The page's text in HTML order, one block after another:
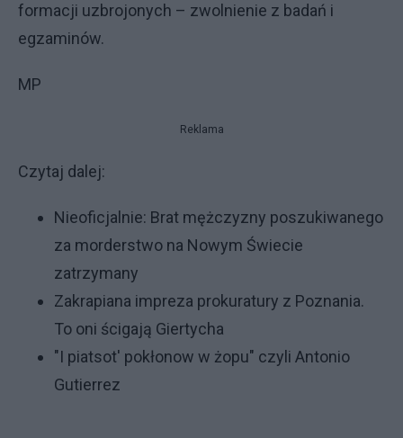
formacji uzbrojonych – zwolnienie z badań i
egzaminów.
MP
Reklama
Czytaj dalej:
Nieoficjalnie: Brat mężczyzny poszukiwanego
za morderstwo na Nowym Świecie
zatrzymany
Zakrapiana impreza prokuratury z Poznania.
To oni ścigają Giertycha
"I piatsot' pokłonow w żopu" czyli Antonio
Gutierrez